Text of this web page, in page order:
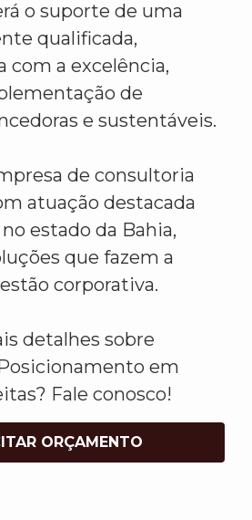
o suporte de uma
qualificada,
a excelência,
de
e sustentáveis.
de consultoria
atuação destacada
estado da Bahia,
que fazem a
corporativa.
detalhes sobre
em
Fale conosco!
ORÇAMENTO